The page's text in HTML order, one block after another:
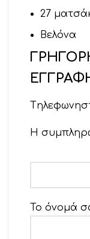
27
Βελόνα
Η
Το όνομά